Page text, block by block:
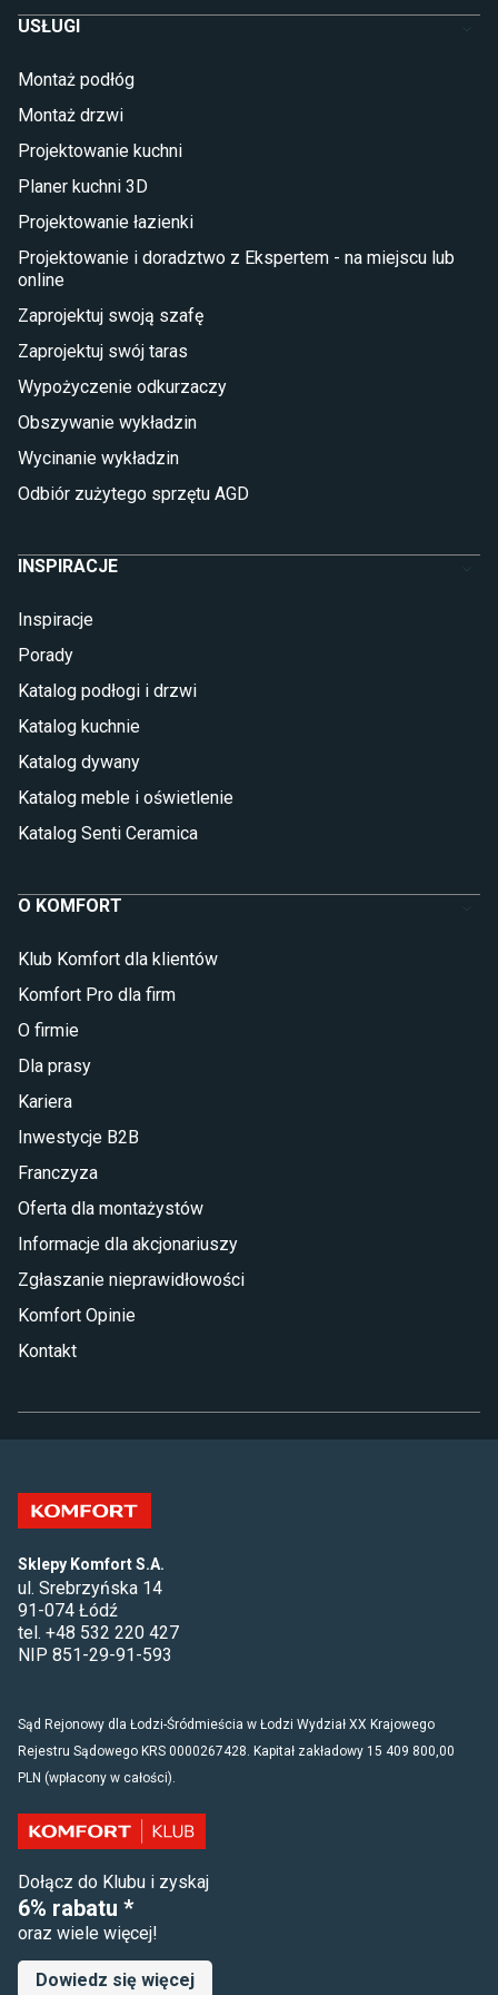
Łóżka dla dziecka (młodzieżowe)
Taras i balkon
Sztuczna trawa miękka
Koce i pledy
Płytki na balkon
Lampy stojące LED
Płytki
Płytki Cersanit
Płytki wielkoformatowe
Glazura
Płytki marmurowe
USŁUGI
Montaż podłóg
Montaż drzwi
Projektowanie kuchni
Planer kuchni 3D
Projektowanie łazienki
Projektowanie i doradztwo z Ekspertem - na miejscu lub
online
Zaprojektuj swoją szafę
Zaprojektuj swój taras
Wypożyczenie odkurzaczy
Obszywanie wykładzin
Wycinanie wykładzin
Odbiór zużytego sprzętu AGD
INSPIRACJE
Inspiracje
Porady
Katalog podłogi i drzwi
Katalog kuchnie
Katalog dywany
Katalog meble i oświetlenie
Katalog Senti Ceramica
O KOMFORT
Klub Komfort dla klientów
Komfort Pro dla firm
O firmie
Dla prasy
Kariera
Inwestycje B2B
Franczyza
Oferta dla montażystów
Informacje dla akcjonariuszy
Zgłaszanie nieprawidłowości
Komfort Opinie
Kontakt
Sklepy Komfort S.A.
ul. Srebrzyńska 14
91-074 Łódź
tel. +48 532 220 427
NIP 851-29-91-593
Sąd Rejonowy dla Łodzi-Śródmieścia w Łodzi Wydział XX Krajowego
Rejestru Sądowego KRS 0000267428. Kapitał zakładowy 15 409 800,00
PLN (wpłacony w całości).
Dołącz do Klubu i zyskaj
6% rabatu *
oraz wiele więcej!
Dowiedz się więcej